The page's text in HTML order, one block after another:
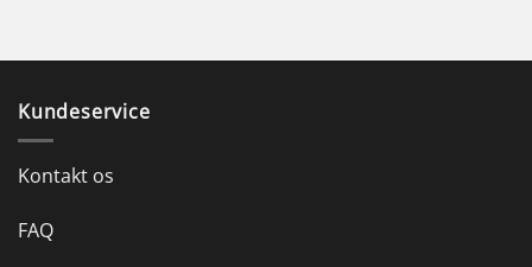
Kundeservice
Kontakt os
FAQ